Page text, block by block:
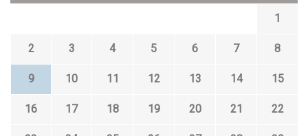
1
2 3 4 5 6 7 8
9 10 11 12 13 14 15
16 17 18 19 20 21 22